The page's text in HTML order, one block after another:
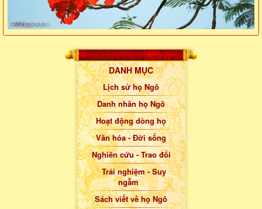
DANH MỤC
Lịch sử họ Ngô
Danh nhân họ Ngô
Hoạt động dòng họ
Văn hóa - Đời sống
Nghiên cứu - Trao đổi
Trải nghiệm - Suy
ngẫm
Sách viết về họ Ngô